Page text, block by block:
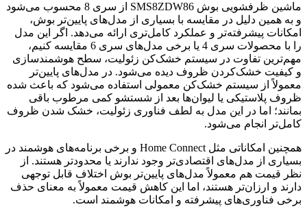
ماشین ظرفشویی بوش SMS8ZDW86 از سری 8 محسوب می‌شود
و به همین دلیل در مقایسه با بسیاری از مدل‌های پایین‌تر بوش،
امکانات پیشرفته‌تر و عملکرد کامل‌تری ارائه می‌دهد. اگر این مدل
را با محصولات سری 4 یا برخی مدل‌های سری 6 مقایسه کنیم،
مهم‌ترین تفاوت در سیستم خشک‌کن زئولیت، سطح هوشمندسازی
و کیفیت خشک‌کردن ظروف دیده می‌شود. در مدل‌های پایین‌تر
معمولاً از سیستم خشک‌کن معمولی استفاده می‌شود که باعث شده
ظروف پلاستیکی یا لیوان‌ها بعد از شستشو کمی مرطوب باقی
بمانند؛ اما در این مدل به لطف فناوری زئولیت، خشک شدن ظروف
کامل‌تر انجام می‌شود.
همچنین امکاناتی مثل Home Connect و برخی برنامه‌های هوشمند در
بسیاری از مدل‌های اقتصادی‌تر وجود ندارند یا محدودتر هستند. از
نظر قیمت هم معمولاً مدل‌های پایین‌تر بوش اختلاف قابل توجهی
دارند و ارزان‌تر هستند، اما این کاهش قیمت معمولاً به معنای حذف
برخی فناوری‌های پیشرفته و امکانات هوشمند است.